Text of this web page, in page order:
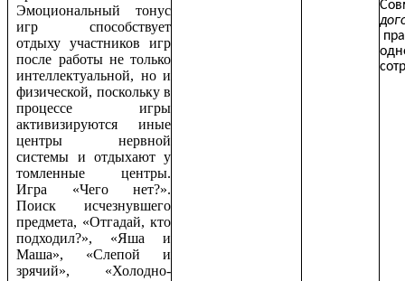
Эмоциональный тонус
игр способствует
отдыху участников игр
после работы не только
интеллектуальной, но и
физической, поскольку в
процессе игры
активизируются иные
центры нервной
системы и отдыхают у
томленные центры.
Игра «Чего нет?».
Поиск исчезнувшего
предмета, «Отгадай, кто
подходил?», «Яша и
Маша», «Слепой и
зрячий», «Холодно-